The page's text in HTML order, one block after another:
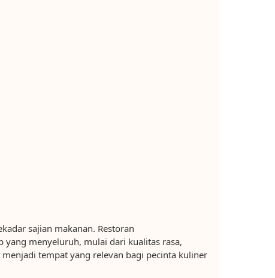
sajian makanan. Restoran
menyeluruh, mulai dari kualitas rasa,
tempat yang relevan bagi pecinta kuliner